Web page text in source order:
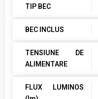
TIP BEC
BEC INCLUS
TENSIUNE DE
ALIMENTARE
FLUX LUMINOS